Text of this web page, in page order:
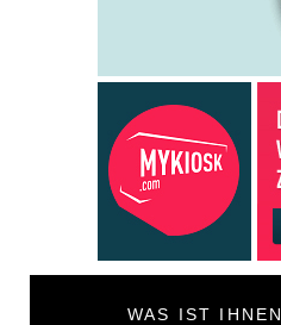
WAS IST IHNEN